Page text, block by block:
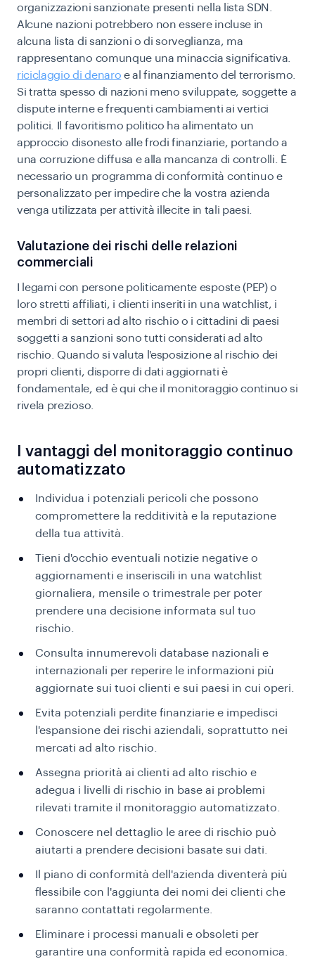
organizzazioni sanzionate presenti nella lista SDN.
Alcune nazioni potrebbero non essere incluse in
alcuna lista di sanzioni o di sorveglianza, ma
rappresentano comunque una minaccia significativa.
riciclaggio di denaro e al finanziamento del terrorismo.
Si tratta spesso di nazioni meno sviluppate, soggette a
dispute interne e frequenti cambiamenti ai vertici
politici. Il favoritismo politico ha alimentato un
approccio disonesto alle frodi finanziarie, portando a
una corruzione diffusa e alla mancanza di controlli. È
necessario un programma di conformità continuo e
personalizzato per impedire che la vostra azienda
venga utilizzata per attività illecite in tali paesi.
Valutazione dei rischi delle relazioni
commerciali
I legami con persone politicamente esposte (PEP) o
loro stretti affiliati, i clienti inseriti in una watchlist, i
membri di settori ad alto rischio o i cittadini di paesi
soggetti a sanzioni sono tutti considerati ad alto
rischio. Quando si valuta l'esposizione al rischio dei
propri clienti, disporre di dati aggiornati è
fondamentale, ed è qui che il monitoraggio continuo si
rivela prezioso.
I vantaggi del monitoraggio continuo
automatizzato
Individua i potenziali pericoli che possono
compromettere la redditività e la reputazione
della tua attività.
Tieni d'occhio eventuali notizie negative o
aggiornamenti e inseriscili in una watchlist
giornaliera, mensile o trimestrale per poter
prendere una decisione informata sul tuo
rischio.
Consulta innumerevoli database nazionali e
internazionali per reperire le informazioni più
aggiornate sui tuoi clienti e sui paesi in cui operi.
Evita potenziali perdite finanziarie e impedisci
l'espansione dei rischi aziendali, soprattutto nei
mercati ad alto rischio.
Assegna priorità ai clienti ad alto rischio e
adegua i livelli di rischio in base ai problemi
rilevati tramite il monitoraggio automatizzato.
Conoscere nel dettaglio le aree di rischio può
aiutarti a prendere decisioni basate sui dati.
Il piano di conformità dell'azienda diventerà più
flessibile con l'aggiunta dei nomi dei clienti che
saranno contattati regolarmente.
Eliminare i processi manuali e obsoleti per
garantire una conformità rapida ed economica.